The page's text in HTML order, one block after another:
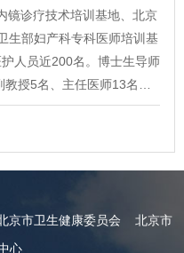
镜诊疗技术培训基地、北京
生部妇产科专科医师培训基
人员近200名。博士生导师
授5名、主任医师13名…
京市卫生健康委员会
北京市
心